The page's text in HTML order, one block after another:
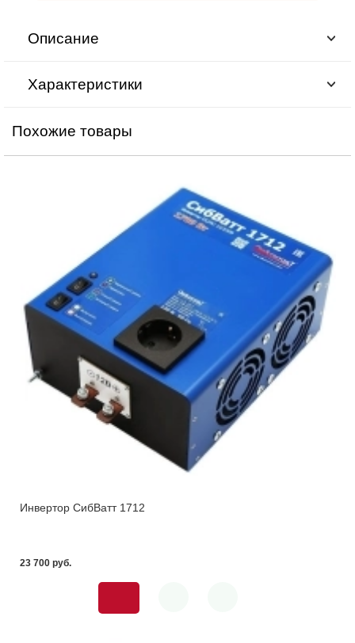
Описание
Характеристики
Похожие товары
Инвертор СибВатт 1712
23 700 pуб.